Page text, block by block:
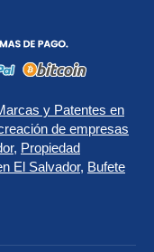
y Patentes en
de empresas
, Propiedad
El Salvador, Bufete